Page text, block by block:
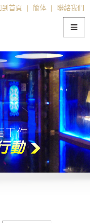
到首頁 | 簡体 | 聯絡我們